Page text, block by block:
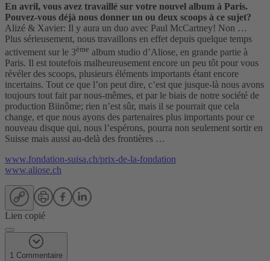
En avril, vous avez travaillé sur votre nouvel album à Paris.
Pouvez-vous déjà nous donner un ou deux scoops à ce sujet?
Alizé & Xavier: Il y aura un duo avec Paul McCartney! Non …
Plus sérieusement, nous travaillons en effet depuis quelque temps
activement sur le 3ème album studio d’Aliose, en grande partie à
Paris. Il est toutefois malheureusement encore un peu tôt pour vous
révéler des scoops, plusieurs éléments importants étant encore
incertains. Tout ce que l’on peut dire, c’est que jusque-là nous avons
toujours tout fait par nous-mêmes, et par le biais de notre société de
production Biinôme; rien n’est sûr, mais il se pourrait que cela
change, et que nous ayons des partenaires plus importants pour ce
nouveau disque qui, nous l’espérons, pourra non seulement sortir en
Suisse mais aussi au-delà des frontières …
www.fondation-suisa.ch/prix-de-la-fondation
www.aliose.ch
Lien copié
1 Commentaire